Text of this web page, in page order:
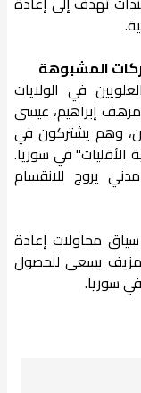
المشبوهة
في الولايات
مرهف إبراهيم، عيسى
وهم يشتركون في
في سوريا.
يروج للانقسام
محاولات إعادة
مزيف يسعى للحصول
سوريا.